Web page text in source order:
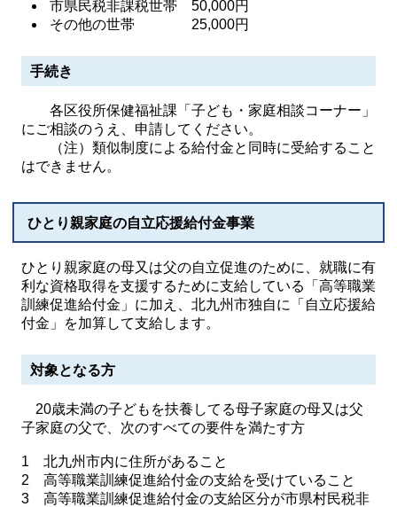
市県民税非課税世帯 50,000円
その他の世帯 25,000円
手続き
各区役所保健福祉課「子ども・家庭相談コーナー」
にご相談のうえ、申請してください。
（注）類似制度による給付金と同時に受給すること
はできません。
ひとり親家庭の自立応援給付金事業
ひとり親家庭の母又は父の自立促進のために、就職に有
利な資格取得を支援するために支給している「高等職業
訓練促進給付金」に加え、北九州市独自に「自立応援給
付金」を加算して支給します。
対象となる方
20歳未満の子どもを扶養してる母子家庭の母又は父
子家庭の父で、次のすべての要件を満たす方
1 北九州市内に住所があること
2 高等職業訓練促進給付金の支給を受けていること
3 高等職業訓練促進給付金の支給区分が市県村民税非